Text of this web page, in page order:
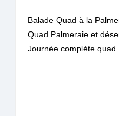
Balade Quad à la
Quad Palmeraie et
Journée complète quad